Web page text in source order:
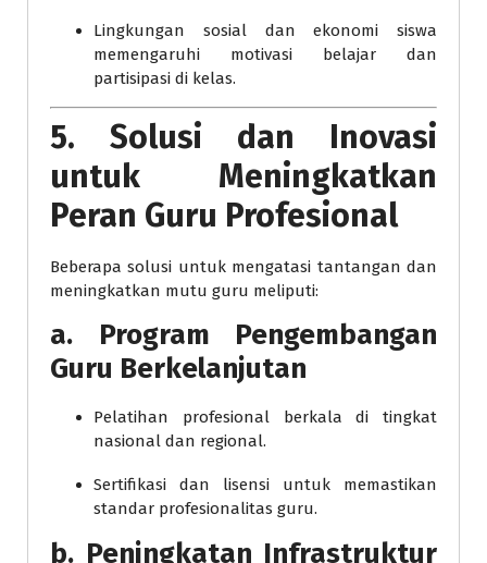
Lingkungan sosial dan ekonomi siswa
memengaruhi motivasi belajar dan
partisipasi di kelas.
5. Solusi dan Inovasi
untuk Meningkatkan
Peran Guru Profesional
Beberapa solusi untuk mengatasi tantangan dan
meningkatkan mutu guru meliputi:
a. Program Pengembangan
Guru Berkelanjutan
Pelatihan profesional berkala di tingkat
nasional dan regional.
Sertifikasi dan lisensi untuk memastikan
standar profesionalitas guru.
b. Peningkatan Infrastruktur